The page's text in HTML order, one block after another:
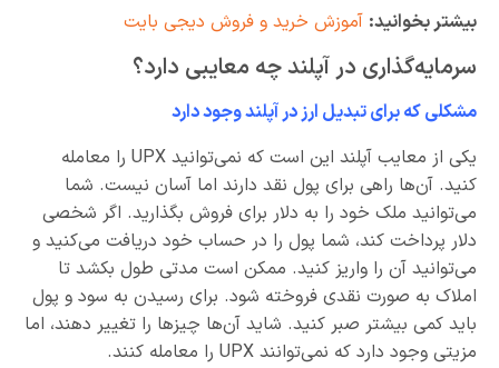
بیشتر بخوانید: آموزش خرید و فروش دیجی بایت
سرمایه‌گذاری در آپلند چه معایبی دارد؟
مشکلی که برای تبدیل ارز در آپلند وجود دارد
یکی از معایب آپلند این است که نمی‌توانید UPX را معامله
کنید. آن‌ها راهی برای پول نقد دارند اما آسان نیست. شما
می‌توانید ملک خود را به دلار برای فروش بگذارید. اگر شخصی
دلار پرداخت کند، شما پول را در حساب خود دریافت می‌کنید و
می‌توانید آن را واریز کنید. ممکن است مدتی طول بکشد تا
املاک به صورت نقدی فروخته شود. برای رسیدن به سود و پول
باید کمی بیشتر صبر کنید. شاید آن‌ها چیزها را تغییر دهند، اما
مزیتی وجود دارد که نمی‌توانند UPX را معامله کنند.